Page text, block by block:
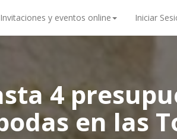
Invitaciones y eventos online Iniciar
4
en las